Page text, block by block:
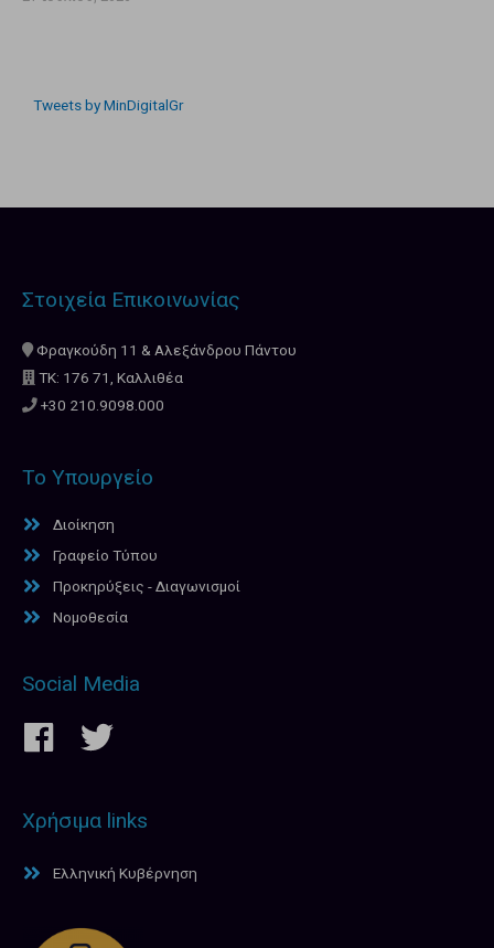
Tweets by MinDigitalGr
Στοιχεία Επικοινωνίας
Φραγκούδη 11 & Αλεξάνδρου Πάντου
ΤΚ: 176 71, Καλλιθέα
+30 210.9098.000
Το Υπουργείο
Διοίκηση
Γραφείο Τύπου
Προκηρύξεις - Διαγωνισμοί
Νομοθεσία
Social Media
Χρήσιμα links
Ελληνική Κυβέρνηση